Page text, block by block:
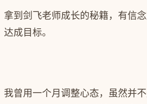
拿到剑飞老师成长的秘籍，有信
达成目标。
我曾用一个月调整心态，虽然并